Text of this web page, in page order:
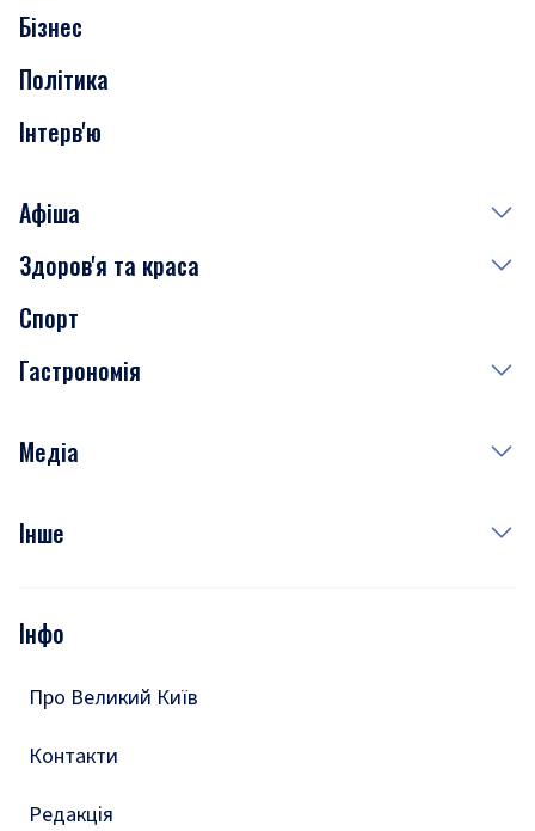
Транспорт
Бізнес
Політика
Інтерв'ю
Афіша
Сьогодні
Завтра
Субота
Здоров'я та краса
Медицина
Краса
Спорт
Гастрономія
Рецепти
Медіа
Фото
Подкасти
Інше
Тести
Інфо
Про Великий Київ
Контакти
Редакція